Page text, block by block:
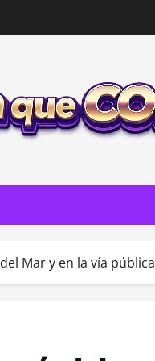
Mar y en la vía pública